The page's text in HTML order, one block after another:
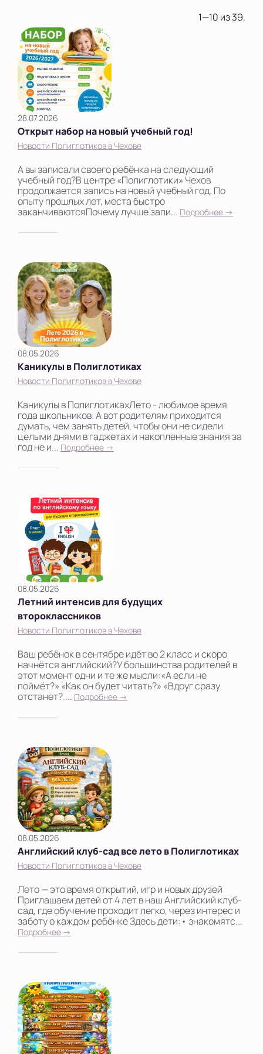
1—10 из 39.
28.07.2026
Открыт набор на новый учебный год!
Новости Полиглотиков в Чехове
А вы записали своего ребёнка на следующий
учебный год?В центре «Полиглотики» Чехов
продолжается запись на новый учебный год. По
опыту прошлых лет, места быстро
заканчиваютсяПочему лучше запи... Подробнее →
08.05.2026
Каникулы в Полиглотиках
Новости Полиглотиков в Чехове
Каникулы в ПолиглотикахЛето - любимое время
года школьников. А вот родителям приходится
думать, чем занять детей, чтобы они не сидели
целыми днями в гаджетах и накопленные знания за
год не и... Подробнее →
08.05.2026
Летний интенсив для будущих
второклассников
Новости Полиглотиков в Чехове
Ваш ребёнок в сентябре идёт во 2 класс и скоро
начнётся английский?У большинства родителей в
этот момент одни и те же мысли:«А если не
поймёт?» «Как он будет читать?» «Вдруг сразу
отстанет?.... Подробнее →
08.05.2026
Английский клуб-сад все лето в Полиглотиках
Новости Полиглотиков в Чехове
Лето — это время открытий, игр и новых друзей
Приглашаем детей от 4 лет в наш Английский клуб-
сад, где обучение проходит легко, через интерес и
заботу о каждом ребёнке Здесь дети:• знакомятс...
Подробнее →